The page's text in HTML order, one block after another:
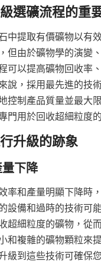
中提取有價礦物以有
但由於礦物學的演變
可以提高礦物回收率
說，採用最先進的技
控制產品質量並最大
門用於回收超細粒度
率和產量明顯下降時
設備和過時的技術可
超細粒度的礦物，從
和複雜的礦物顆粒來
級到這些技術可確保